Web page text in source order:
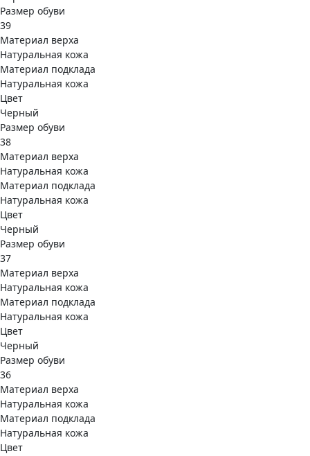
Размер обуви
39
Материал верха
Натуральная кожа
Материал подклада
Натуральная кожа
Цвет
Черный
Размер обуви
38
Материал верха
Натуральная кожа
Материал подклада
Натуральная кожа
Цвет
Черный
Размер обуви
37
Материал верха
Натуральная кожа
Материал подклада
Натуральная кожа
Цвет
Черный
Размер обуви
36
Материал верха
Натуральная кожа
Материал подклада
Натуральная кожа
Цвет